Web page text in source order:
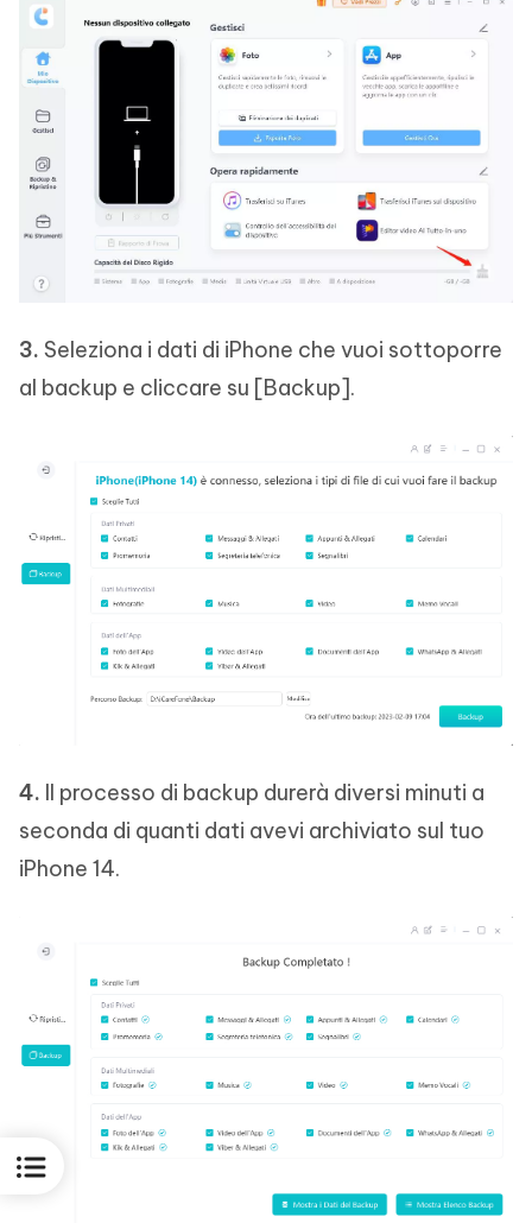
3. Seleziona i dati di iPhone che vuoi sottoporre
al backup e cliccare su [Backup].
4. Il processo di backup durerà diversi minuti a
seconda di quanti dati avevi archiviato sul tuo
iPhone 14.